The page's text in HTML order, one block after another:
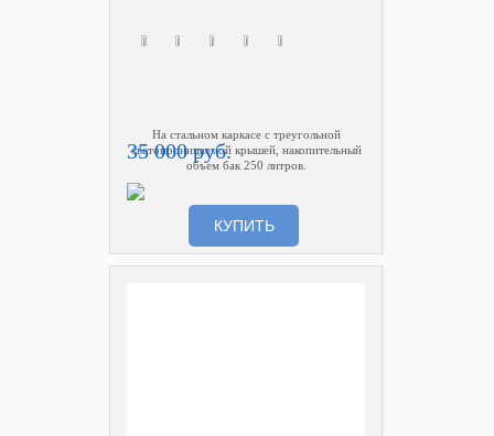
На стальном каркасе с треугольной
светопроницаемой крышей, накопительный
объем бак 250 литров.
35 000 руб.
КУПИТЬ